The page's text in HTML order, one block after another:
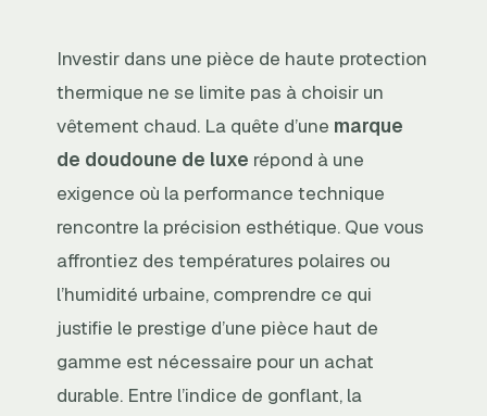
Investir dans une pièce de haute protection
thermique ne se limite pas à choisir un
vêtement chaud. La quête d’une marque
de doudoune de luxe répond à une
exigence où la performance technique
rencontre la précision esthétique. Que vous
affrontiez des températures polaires ou
l’humidité urbaine, comprendre ce qui
justifie le prestige d’une pièce haut de
gamme est nécessaire pour un achat
durable. Entre l’indice de gonflant, la